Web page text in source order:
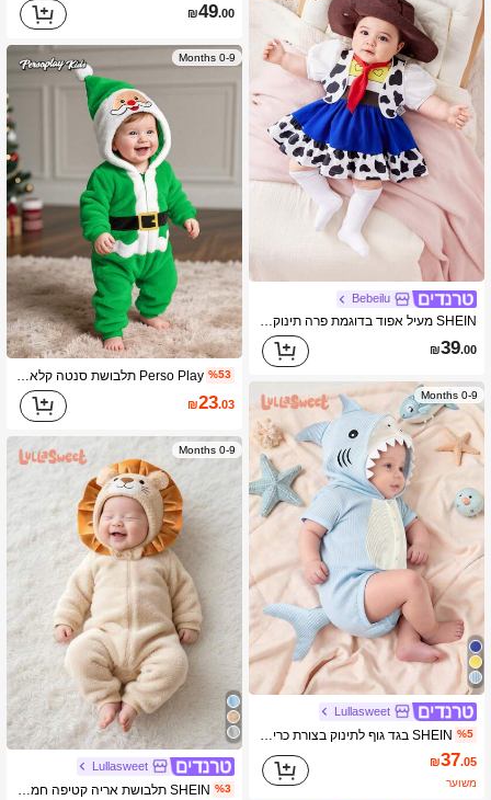
Bebeilu
SHEIN מעיל אפוד בדוגמת פרה תינוק שזה עתה נולד, תלבושת שמלת שרוול קצר בועה מודפסת מצוירת, סגנון קז'ואל חמוד
₪39.00
0-9 Months
Lullasweet
%5 SHEIN בגד גוף לתינוק בצורת כריש עם רקמה תלת-ממדית, רובר קצר עם קפוצ'ון
₪37.05
משוער
₪49.00
0-9 Months
%53 Perso Play תלבושת סנטה קלאוס לתינוק, אוברול עם שרוולים ארוכים ומכנסיים, תחפושת חג המולד
₪23.03
0-9 Months
Lullasweet
%3 SHEIN תלבושת אריה קטיפה חמודה לתינוק, כוללת כובע עם קפוצ'ון, סרבל ארוך עם רוכסן